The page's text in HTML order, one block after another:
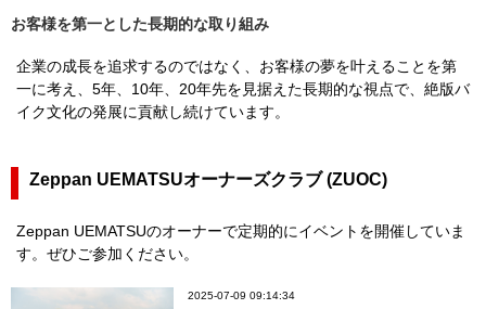
お客様を第一とした長期的な取り組み
企業の成長を追求するのではなく、お客様の夢を叶えることを第
一に考え、5年、10年、20年先を見据えた長期的な視点で、絶版バ
イク文化の発展に貢献し続けています。
Zeppan UEMATSUオーナーズクラブ (ZUOC)
Zeppan UEMATSUのオーナーで定期的にイベントを開催していま
す。ぜひご参加ください。
2025-07-09 09:14:34